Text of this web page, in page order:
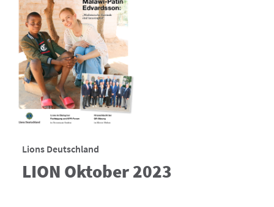
Lions Deutschland
LION Oktober 2023